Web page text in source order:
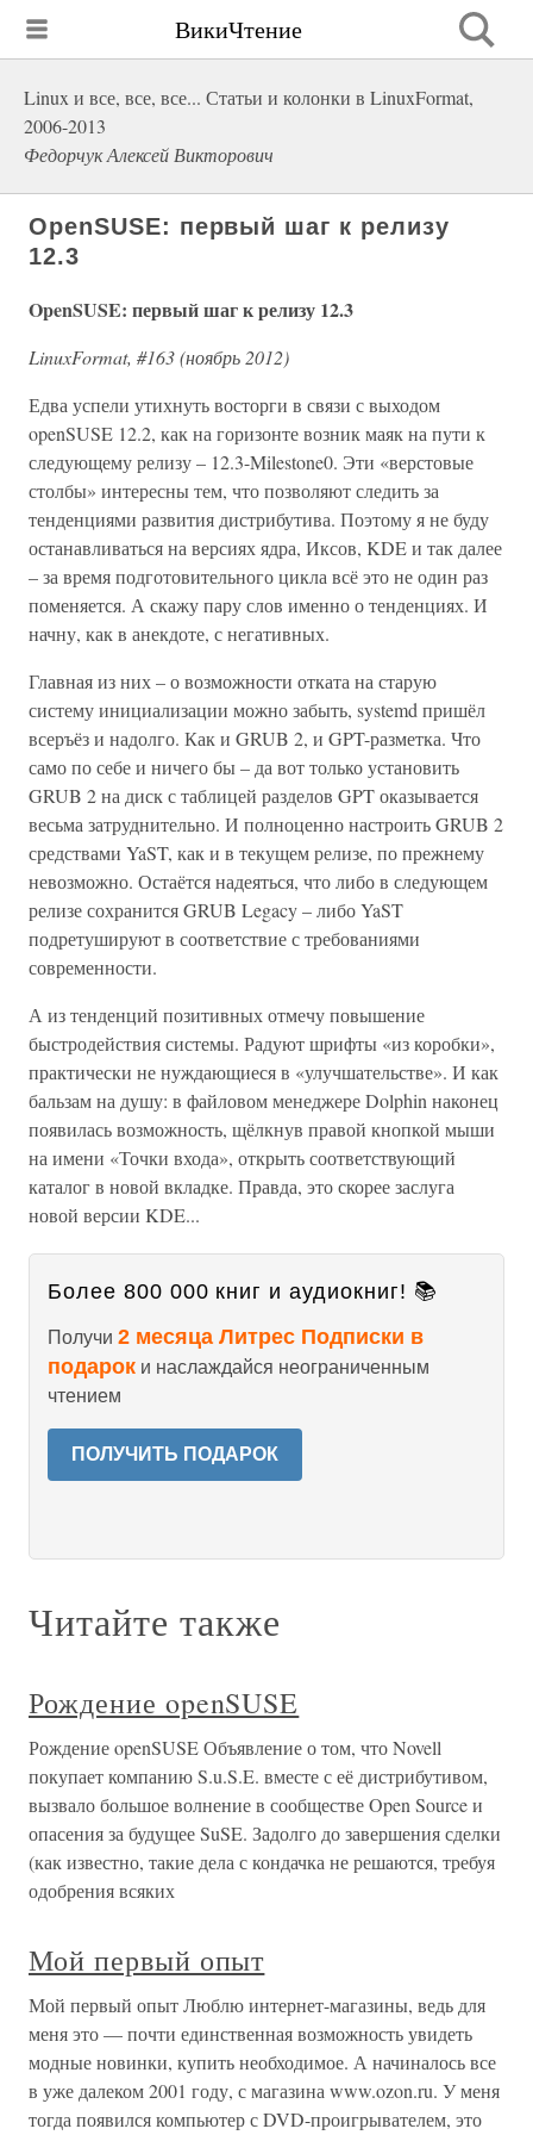
ВикиЧтение
Linux и все, все, все... Статьи и колонки в LinuxFormat,
2006-2013
Федорчук Алексей Викторович
OpenSUSE: первый шаг к релизу
12.3
OpenSUSE: первый шаг к релизу 12.3
LinuxFormat, #163 (ноябрь 2012)
Едва успели утихнуть восторги в связи с выходом
openSUSE 12.2, как на горизонте возник маяк на пути к
следующему релизу – 12.3-Milestone0. Эти «верстовые
столбы» интересны тем, что позволяют следить за
тенденциями развития дистрибутива. Поэтому я не буду
останавливаться на версиях ядра, Иксов, KDE и так далее
– за время подготовительного цикла всё это не один раз
поменяется. А скажу пару слов именно о тенденциях. И
начну, как в анекдоте, с негативных.
Главная из них – о возможности отката на старую
систему инициализации можно забыть, systemd пришёл
всеръёз и надолго. Как и GRUB 2, и GPT-разметка. Что
само по себе и ничего бы – да вот только установить
GRUB 2 на диск с таблицей разделов GPT оказывается
весьма затруднительно. И полноценно настроить GRUB 2
средствами YaST, как и в текущем релизе, по прежнему
невозможно. Остаётся надеяться, что либо в следующем
релизе сохранится GRUB Legacy – либо YaST
подретушируют в соответствие с требованиями
современности.
А из тенденций позитивных отмечу повышение
быстродействия системы. Радуют шрифты «из коробки»,
практически не нуждающиеся в «улучшательстве». И как
бальзам на душу: в файловом менеджере Dolphin наконец
появилась возможность, щёлкнув правой кнопкой мыши
на имени «Точки входа», открыть соответствующий
каталог в новой вкладке. Правда, это скорее заслуга
новой версии KDE...
Более 800 000 книг и аудиокниг! 📚
Получи 2 месяца Литрес Подписки в
подарок и наслаждайся неограниченным
чтением
ПОЛУЧИТЬ ПОДАРОК
Читайте также
Рождение openSUSE
Рождение openSUSE Объявление о том, что Novell
покупает компанию S.u.S.E. вместе с её дистрибутивом,
вызвало большое волнение в сообществе Open Source и
опасения за будущее SuSE. Задолго до завершения сделки
(как известно, такие дела с кондачка не решаются, требуя
одобрения всяких
Мой первый опыт
Мой первый опыт Люблю интернет-магазины, ведь для
меня это — почти единственная возможность увидеть
модные новинки, купить необходимое. А начиналось все
в уже далеком 2001 году, с магазина www.ozon.ru. У меня
тогда появился компьютер с DVD-проигрывателем, это